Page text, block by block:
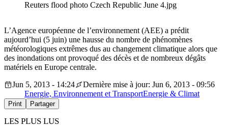
Reuters flood photo Czech Republic June 4.jpg
L’Agence européenne de l’environnement (AEE) a prédit
aujourd’hui (5 juin) une hausse du nombre de phénomènes
météorologiques extrêmes dus au changement climatique alors que
des inondations ont provoqué des décès et de nombreux dégâts
matériels en Europe centrale.
Jun 5, 2013 - 14:24
Dernière mise à jour: Jun 6, 2013 - 09:56
Energie, Environnement et TransportEnergie & Climat
Print Partager
LES PLUS LUS